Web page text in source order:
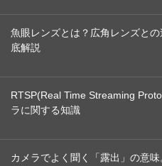
魚眼レンズとは？広角レンズと
底解説
RTSP(Real Time Streaming
ラに関する知識
カメラでよく聞く「露出」の意